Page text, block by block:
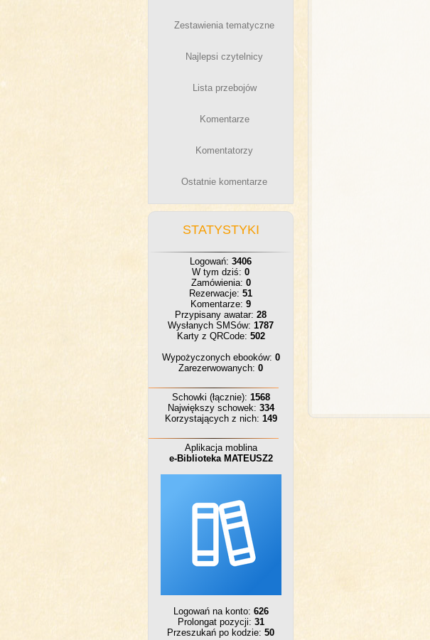
Zestawienia tematyczne
Najlepsi czytelnicy
Lista przebojów
Komentarze
Komentatorzy
Ostatnie komentarze
STATYSTYKI
Logowań: 3406
W tym dziś: 0
Zamówienia: 0
Rezerwacje: 51
Komentarze: 9
Przypisany awatar: 28
Wysłanych SMSów: 1787
Karty z QRCode: 502
Wypożyczonych ebooków: 0
Zarezerwowanych: 0
Schowki (łącznie): 1568
Największy schowek: 334
Korzystających z nich: 149
Aplikacja moblina
e-Biblioteka MATEUSZ2
Logowań na konto: 626
Prolongat pozycji: 31
Przeszukań po kodzie: 50